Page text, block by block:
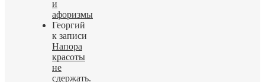
и
афоризмы
Георгий
к записи
Напора
красоты
не
сдержать.